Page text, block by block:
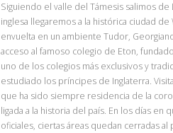
Siguiendo el valle del Támesis salimos de
inglesa llegaremos a la histórica ciudad
envuelta en un ambiente Tudor,
acceso al famoso colegio de Eton,
uno de los colegios más exclusivos y
estudiado los príncipes de Inglaterra.
que ha sido siempre residencia de la
ligada a la historia del país. En los días
oficiales, ciertas áreas quedan cerradas al